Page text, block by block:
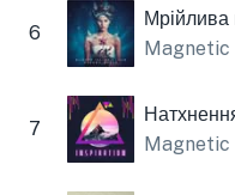
6
Magnetic
7
Magnetic